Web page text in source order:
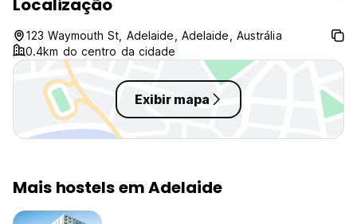
showers were
Localização
123 Waymouth St, Adelaide, Adelaide, Austrália
0.4km do centro da cidade
Exibir mapa
Mais hostels em Adelaide